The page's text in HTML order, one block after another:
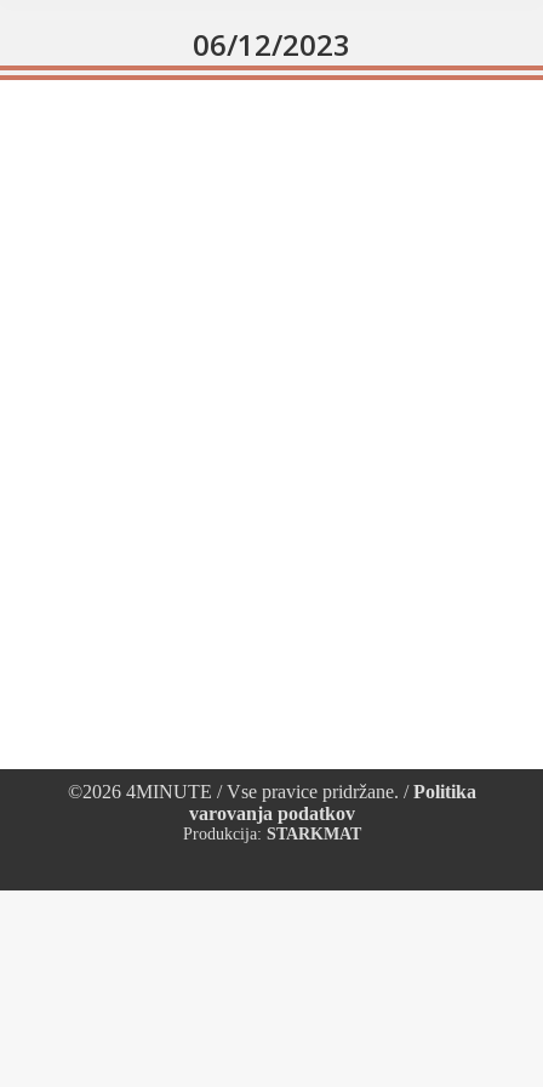
06/12/2023
©2026 4MINUTE / Vse pravice pridržane. /Politika
varovanja podatkov
Produkcija: STARKMAT